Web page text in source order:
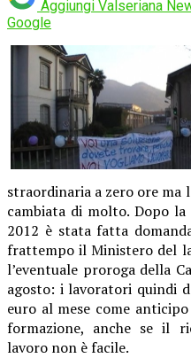
Aggiungi Valseriana
Google
straordinaria a zero ore ma
cambiata di molto. Dopo
2012 è stata fatta
frattempo il Ministero del
l’eventuale proroga della
agosto: i lavoratori quindi
euro al mese come
formazione, anche se il
lavoro non è facile.